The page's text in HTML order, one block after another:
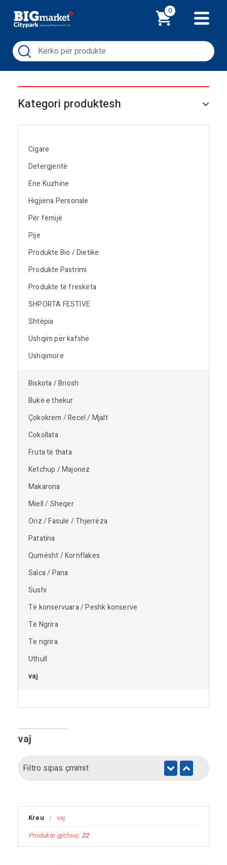
0
Kategori produktesh
Cigare
Detergjentë
Ene Kuzhine
Higjiena Personale
Për fëmijë
Pije
Produkte Bio / Dietike
Produkte Pastrimi
Produkte të freskëta
SHPORTA FESTIVE
Shtëpia
Ushqim për kafshë
Ushqimore
Biskota / Briosh
Bukë e thekur
Çokokrem / Recel / Mjalt
Cokollata
Fruta të thata
Ketchup / Majonez
Makarona
Miell / Sheqer
Oriz / Fasule / Thjerrëza
Patatina
Qumësht / Kornflakes
Salca / Pana
Sushi
Të konservuara / Peshk konserve
Të Ngrira
Te ngrira
Uthull
vaj
vaj
Filtro sipas çmimit
Kreu / vaj
Produkte gjithsej:22